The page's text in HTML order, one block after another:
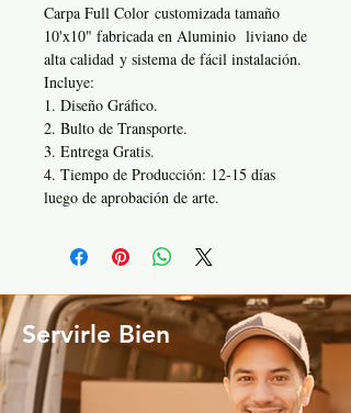
Carpa Full Color customizada tamaño
10'x10" fabricada en Aluminio liviano de
alta calidad y sistema de fácil instalación.
Incluye:
1. Diseño Gráfico.
2. Bulto de Transporte.
3. Entrega Gratis.
4. Tiempo de Producción: 12-15 días
luego de aprobación de arte.
Servirle Bien